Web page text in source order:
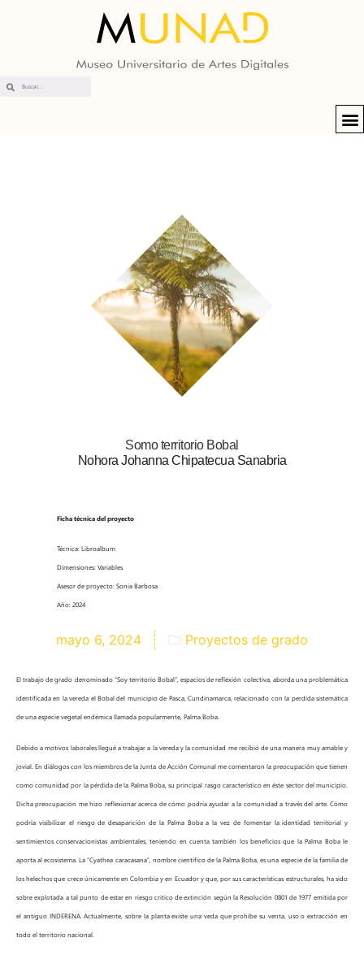
Somo territorio Bobal
Nohora Johanna Chipatecua Sanabria
Ficha técnica del proyecto
Técnica: Libroalbum
Dimensiones: Variables
Asesor de proyecto: Sonia Barbosa
Año: 2024
mayo 6, 2024 Proyectos de grado
El trabajo de grado denominado “Soy territorio Bobal”, espacios de reflexión colectiva, aborda una problemática
identificada en la vereda el Bobal del municipio de Pasca, Cundinamarca, relacionado con la perdida sistemática
de una especie vegetal endémica llamada popularmente, Palma Boba.
Debido a motivos laborales llegué a trabajar a la vereda y la comunidad me recibió de una manera muy amable y
jovial. En diálogos con los miembros de la Junta de Acción Comunal me comentaron la preocupación que tienen
como comunidad por la pérdida de la Palma Boba, su principal rasgo característico en éste sector del municipio.
Dicha preocupación me hizo reflexionar acerca de cómo podría ayudar a la comunidad a través del arte. Cómo
podría visibilizar el riesgo de desaparición de la Palma Boba a la vez de fomentar la identidad territorial y
sentimientos conservacionistas ambientales, teniendo en cuenta también los beneficios que la Palma Boba le
aporta al ecosistema. La “Cyathea caracasana”, nombre científico de la Palma Boba, es una especie de la familia de
los helechos que crece únicamente en Colombia y en Ecuador y que, por sus características estructurales, ha sido
sobre explotada a tal punto de estar en riesgo critico de extinción según la Resolución 0801 de 1977 emitida por
el antiguo INDERENA. Actualmente, sobre la planta existe una veda que prohíbe su venta, uso o extracción en
todo el territorio nacional.